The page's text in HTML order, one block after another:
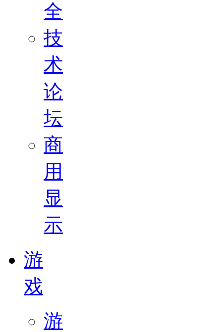
全
技
术
论
坛
商
用
显
示
游
戏
游